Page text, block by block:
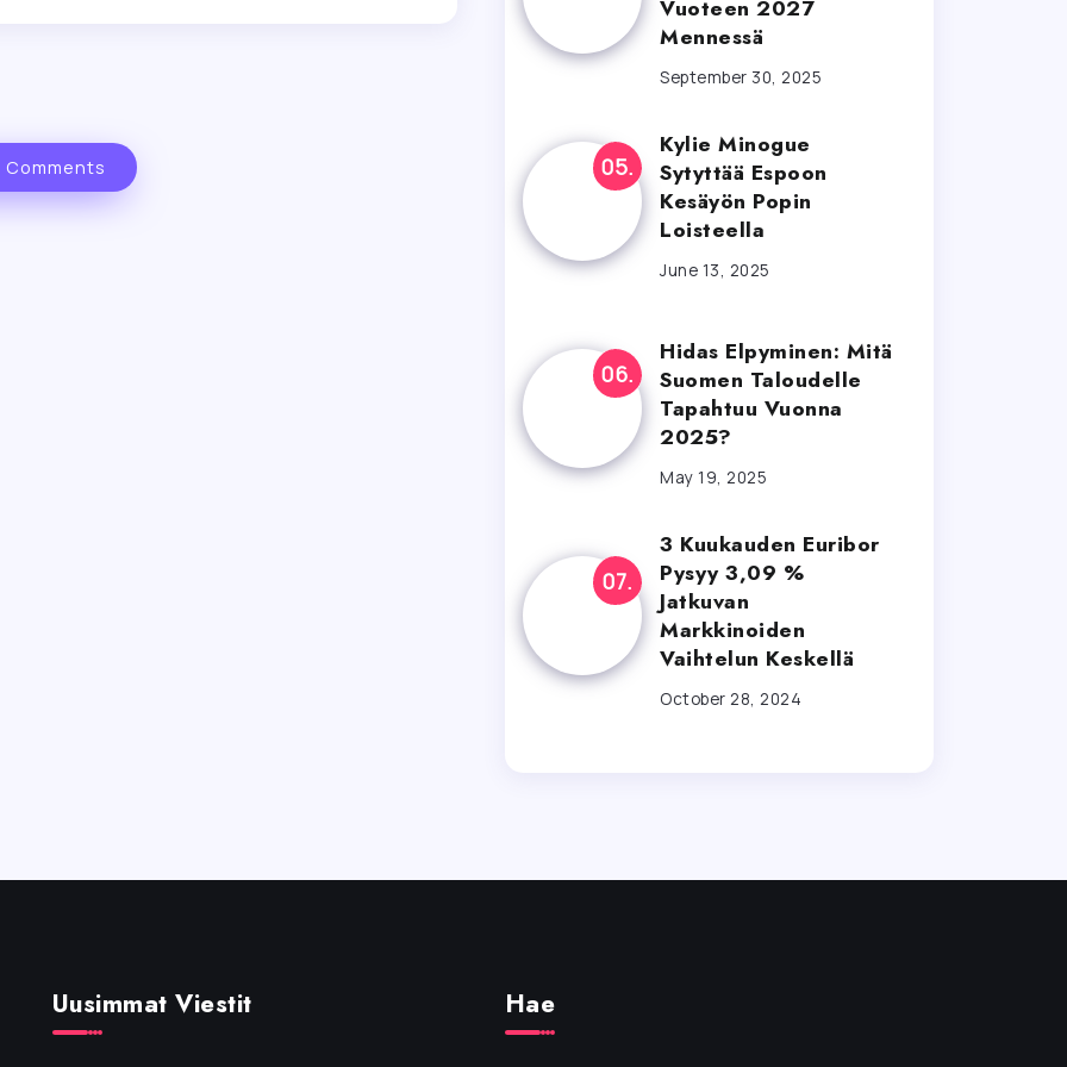
Comments
Vuoteen 2027
Mennessä
September 30, 2025
Kylie Minogue
Sytyttää Espoon
Kesäyön Popin
Loisteella
June 13, 2025
Hidas Elpyminen: Mitä
Suomen Taloudelle
Tapahtuu Vuonna
2025?
May 19, 2025
3 Kuukauden Euribor
Pysyy 3,09 %
Jatkuvan
Markkinoiden
Vaihtelun Keskellä
October 28, 2024
Uusimmat Viestit Hae